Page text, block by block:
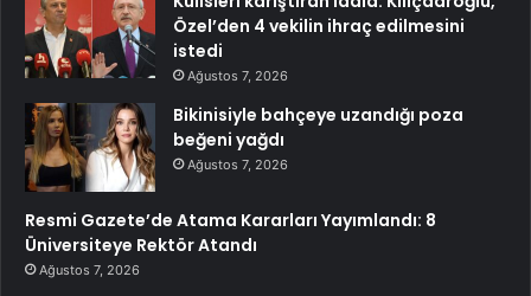
Özel’den 4 vekilin ihraç edilmesini
istedi
Ağustos 7, 2026
Bikinisiyle bahçeye uzandığı poza
beğeni yağdı
Ağustos 7, 2026
Resmi Gazete’de Atama Kararları Yayımlandı: 8
Üniversiteye Rektör Atandı
Ağustos 7, 2026